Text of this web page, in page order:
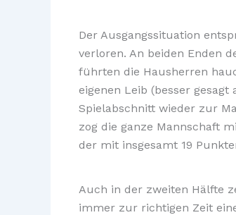
Der Ausgangssituation
verloren. An beiden Enden
führten die Hausherren
eigenen Leib (besser
Spielabschnitt wieder zur
zog die ganze Mannschaft
der mit insgesamt 19
Auch in der zweiten Hälfte
immer zur richtigen Zeit